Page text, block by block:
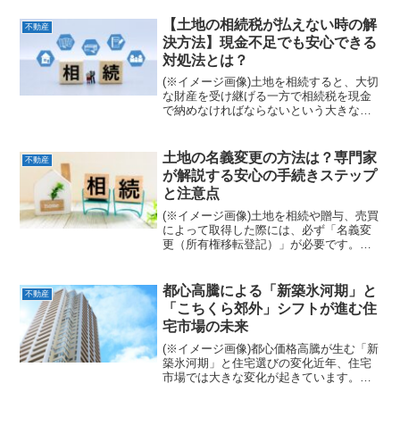
きく影響するため、慎重な検討が求めら
れます。本記事では、...
不動産
【土地の相続税が払えない時の解
決方法】現金不足でも安心できる
対処法とは？
(※イメージ画像)土地を相続すると、大切
な財産を受け継げる一方で相続税を現金
で納めなければならないという大きな問
ケースでは、納税資金をどう確保すれば
いいのか頭を抱える方...
不動産
土地の名義変更の方法は？専門家
が解説する安心の手続きステップ
と注意点
(※イメージ画像)土地を相続や贈与、売買
によって取得した際には、必ず「名義変
更（所有権移転登記）」が必要です。し
の？」と不安に感じることも多いでしょ
う。本記事では 土地...
不動産
都心高騰による「新築氷河期」と
「こちくら郊外」シフトが進む住
宅市場の未来
(※イメージ画像)都心価格高騰が生む「新
築氷河期」と住宅選びの変化近年、住宅
市場では大きな変化が起きています。特